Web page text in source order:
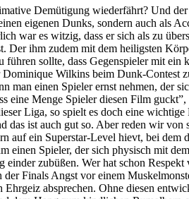
Demütigung wiederfährt? Und
eigenen Dunks, sondern auch als
war es witzig, dass er sich als zu
Der ihm zudem mit dem heiligsten
sollte, dass Gegenspieler mit
Wilkins beim Dunk-
einen Spieler ernst nehmen, der
Menge Spieler diesen Film
Liga, so spielt es doch eine
ist auch gut so. Aber reden wir
auf ein Superstar-Level hievt, bei
Spieler, der sich physisch mit
zubüßen. Wer hat schon
Finals Angst vor einem
absprechen. Ohne diesen